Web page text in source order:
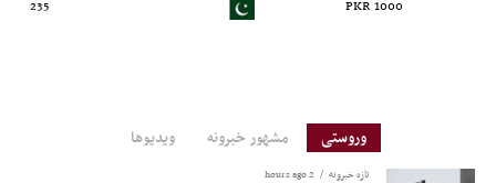
1000 PKR
235
وروستی مشهور خبرونه ویدیوها
تازه خبرونه 2 hours ago